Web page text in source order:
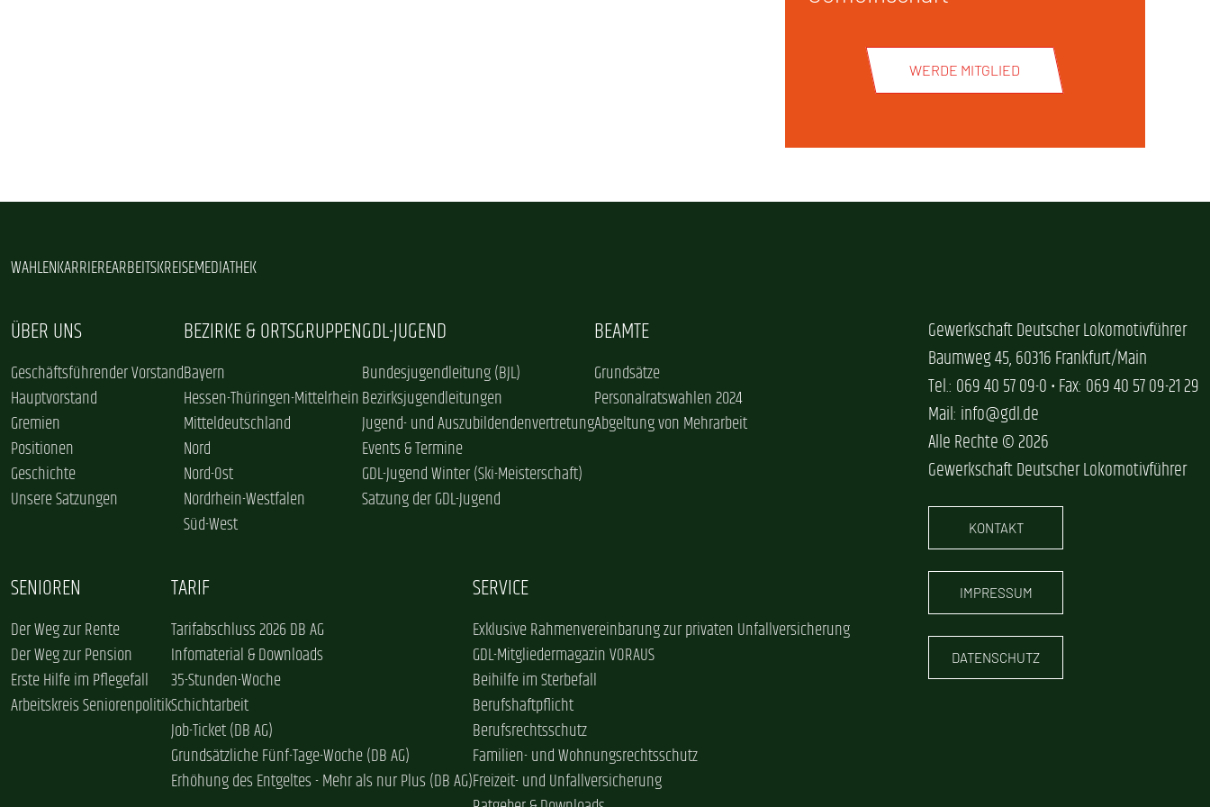
WERDE MITGLIED
WAHLENKARRIEREARBEITSKREISEMEDIATHEK
ÜBER UNS
Geschäftsführender Vorstand
Hauptvorstand
Gremien
Positionen
Geschichte
Unsere Satzungen
BEZIRKE & ORTSGRUPPEN
Bayern
Hessen-Thüringen-Mittelrhein
Mitteldeutschland
Nord
Nord-Ost
Nordrhein-Westfalen
Süd-West
GDL-JUGEND
Bundesjugendleitung (BJL)
Bezirksjugendleitungen
Jugend- und Auszubildendenvertretung
Events & Termine
GDL-Jugend Winter (Ski-Meisterschaft)
Satzung der GDL-Jugend
BEAMTE
Grundsätze
Personalratswahlen 2024
Abgeltung von Mehrarbeit
SENIOREN
Der Weg zur Rente
Der Weg zur Pension
Erste Hilfe im Pflegefall
Arbeitskreis Seniorenpolitik
TARIF
Tarifabschluss 2026 DB AG
Infomaterial & Downloads
35-Stunden-Woche
Schichtarbeit
Job-Ticket (DB AG)
Grundsätzliche Fünf-Tage-Woche (DB AG)
Erhöhung des Entgeltes - Mehr als nur Plus (DB AG)
SERVICE
Exklusive Rahmenvereinbarung zur privaten Unfallversicherung
GDL-Mitgliedermagazin VORAUS
Beihilfe im Sterbefall
Berufshaftpflicht
Berufsrechtsschutz
Familien- und Wohnungsrechtsschutz
Freizeit- und Unfallversicherung
Gewerkschaft Deutscher Lokomotivführer
Baumweg 45, 60316 Frankfurt/Main
Tel.: 069 40 57 09-0 • Fax: 069 40 57 09-21 29
Mail: info@gdl.de
Alle Rechte © 2026
Gewerkschaft Deutscher Lokomotivführer
KONTAKT
IMPRESSUM
DATENSCHUTZ